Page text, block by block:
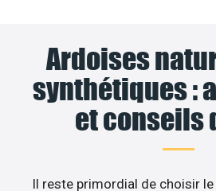
Ardoises
synthétiques :
et conseils
Il reste primordial de choisir